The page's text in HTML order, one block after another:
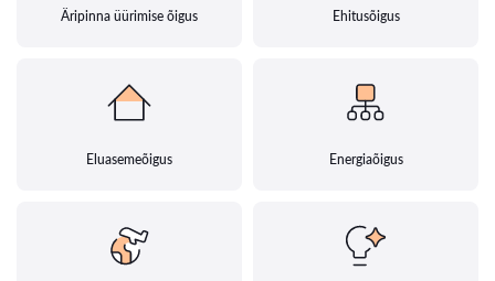
Äripinna üürimise õigus Ehitusõigus
Eluasemeõigus Energiaõigus